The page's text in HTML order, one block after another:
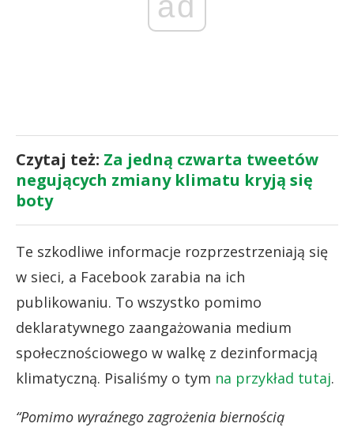
Czytaj też: Za jedną czwarta tweetów
negujących zmiany klimatu kryją się
boty
Te szkodliwe informacje rozprzestrzeniają się
w sieci, a Facebook zarabia na ich
publikowaniu. To wszystko pomimo
deklaratywnego zaangażowania medium
społecznościowego w walkę z dezinformacją
klimatyczną. Pisaliśmy o tym na przykład tutaj.
“Pomimo wyraźnego zagrożenia biernością